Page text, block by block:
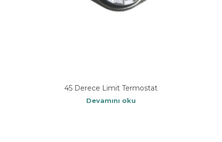
45 Derece Limit Termostat
Devamını oku